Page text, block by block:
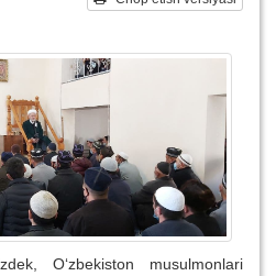
O‘zbekiston musulmonlari